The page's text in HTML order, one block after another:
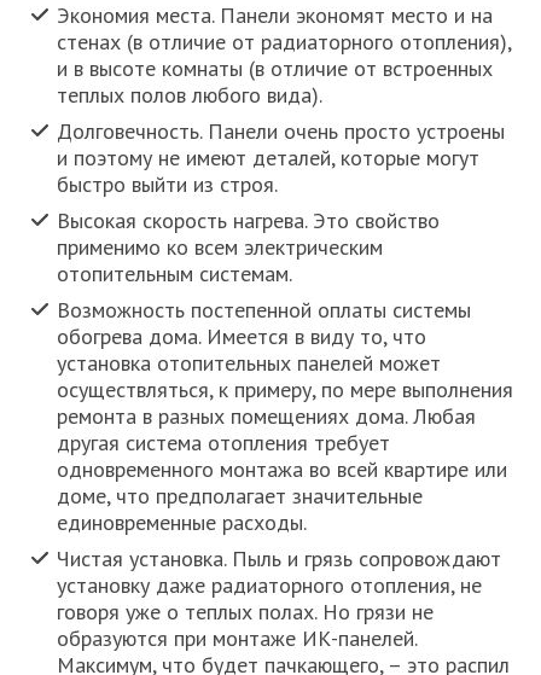
Экономия места. Панели экономят место и на
стенах (в отличие от радиаторного отопления),
и в высоте комнаты (в отличие от встроенных
теплых полов любого вида).
Долговечность. Панели очень просто устроены
и поэтому не имеют деталей, которые могут
быстро выйти из строя.
Высокая скорость нагрева. Это свойство
применимо ко всем электрическим
отопительным системам.
Возможность постепенной оплаты системы
обогрева дома. Имеется в виду то, что
установка отопительных панелей может
осуществляться, к примеру, по мере выполнения
ремонта в разных помещениях дома. Любая
другая система отопления требует
одновременного монтажа во всей квартире или
доме, что предполагает значительные
единовременные расходы.
Чистая установка. Пыль и грязь сопровождают
установку даже радиаторного отопления, не
говоря уже о теплых полах. Но грязи не
образуются при монтаже ИК-панелей.
Максимум, что будет пачкающего, – это распил